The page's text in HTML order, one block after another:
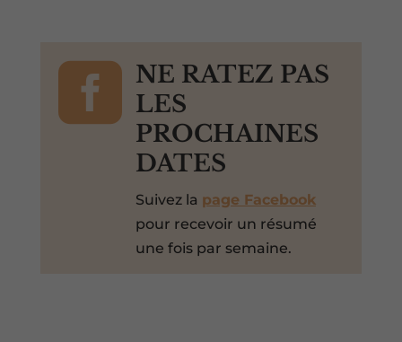

NE RATEZ PAS
LES
PROCHAINES
DATES
Suivez la page Facebook
pour recevoir un résumé
une fois par semaine.